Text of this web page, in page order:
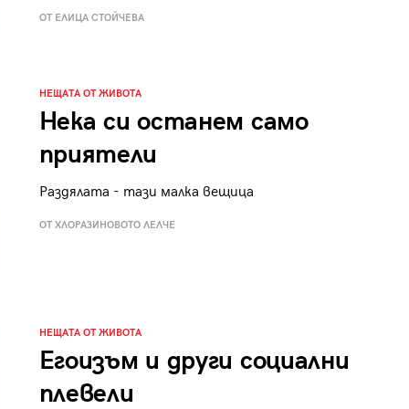
ОТ ЕЛИЦА СТОЙЧЕВА
НЕЩАТА ОТ ЖИВОТА
Нека си останем само
приятели
Раздялата - тази малка вещица
ОТ ХЛОРАЗИНОВОТО ЛЕЛЧЕ
НЕЩАТА ОТ ЖИВОТА
Егоизъм и други социални
плевели
Tender is the Wine – Какво
29/29